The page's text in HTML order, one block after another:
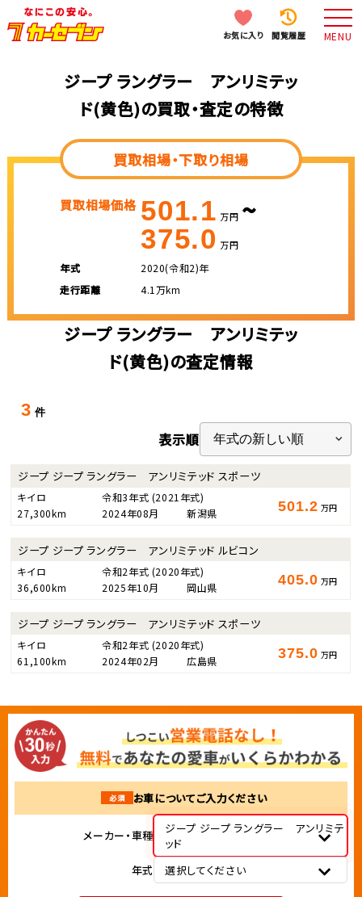
お気に入り 閲覧履歴 MENU
ジープ ラングラー アンリミテッ
ド(黄色)の買取・査定の特徴
買取相場・下取り相場
買取相場価格 501.1 万円 ~
375.0 万円
年式
2020(令和2)年
走行距離
4.1万km
ジープ ラングラー アンリミテッ
ド(黄色)の査定情報
3 件
表示順
ジープ ジープ ラングラー アンリミテッド スポーツ
キイロ 令和3年式 (2021年式)
27,300km
2024年08月 新潟県 501.2 万円
ジープ ジープ ラングラー アンリミテッド ルビコン
キイロ 令和2年式 (2020年式)
36,600km
2025年10月 岡山県 405.0 万円
ジープ ジープ ラングラー アンリミテッド スポーツ
キイロ 令和2年式 (2020年式)
61,100km
2024年02月 広島県 375.0 万円
必須 お車についてご入力ください
メーカー・車種
ジープ ジープ ラングラー アンリミテ
ッド
年式
選択してください